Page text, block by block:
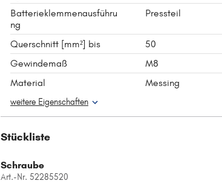
Batterieklemmenausführu
ng
Pressteil
Querschnitt [mm²] bis
50
Gewindemaß
M8
Material
Messing
weitere Eigenschaften
Stückliste
Schraube
Art.-Nr. 52285520